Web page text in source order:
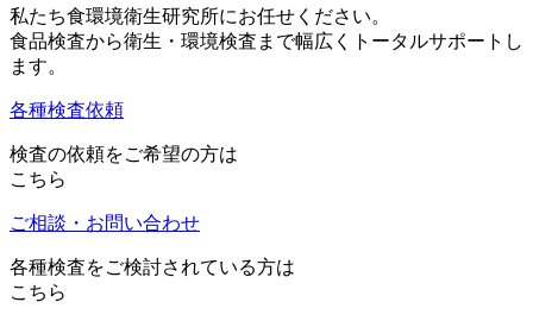
私たち食環境衛生研究所にお任せください。
食品検査から衛生・環境検査まで幅広くトータルサポートし
ます。
各種検査依頼
検査の依頼をご希望の方は
こちら
ご相談・お問い合わせ
各種検査をご検討されている方は
こちら